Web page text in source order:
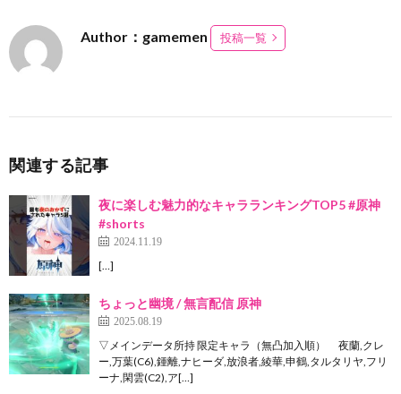
Author：gamemen 投稿一覧
関連する記事
夜に楽しむ魅力的なキャラランキングTOP5 #原神
#shorts
2024.11.19
[…]
ちょっと幽境 / 無言配信 原神
2025.08.19
▽メインデータ所持 限定キャラ（無凸加入順） 夜蘭,クレ
ー,万葉(C6),鍾離,ナヒーダ,放浪者,綾華,申鶴,タルタリヤ,フリ
ーナ,閑雲(C2),ア[…]